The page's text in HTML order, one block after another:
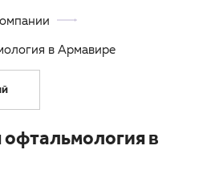
глаз
в Армавире
в